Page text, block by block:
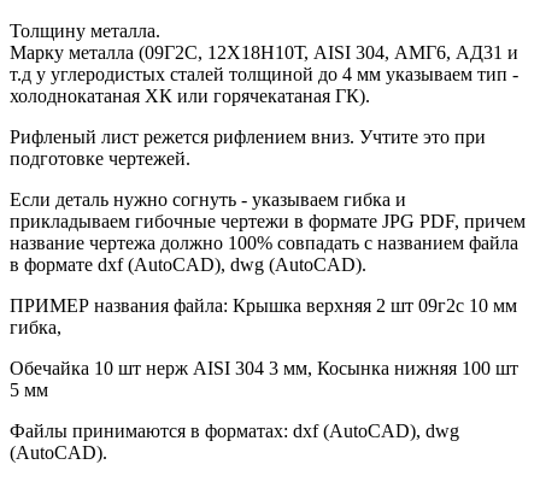
Толщину металла.
Марку металла (09Г2С, 12Х18Н10Т, AISI 304, АМГ6, АД31 и
т.д у углеродистых сталей толщиной до 4 мм указываем тип -
холоднокатаная ХК или горячекатаная ГК).
Рифленый лист режется рифлением вниз. Учтите это при
подготовке чертежей.
Если деталь нужно согнуть - указываем гибка и
прикладываем гибочные чертежи в формате JPG PDF, причем
название чертежа должно 100% совпадать с названием файла
в формате dxf (AutoCAD), dwg (AutoCAD).
ПРИМЕР названия файла: Крышка верхняя 2 шт 09г2с 10 мм
гибка,
Обечайка 10 шт нерж AISI 304 3 мм, Косынка нижняя 100 шт
5 мм
Файлы принимаются в форматах: dxf (AutoCAD), dwg
(AutoCAD).